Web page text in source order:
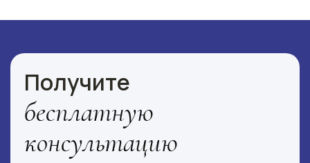
Получите
бесплатную
консультацию